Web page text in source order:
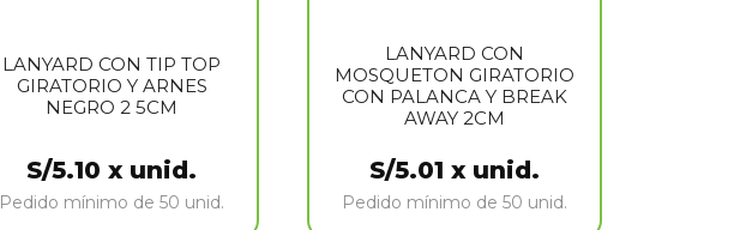
LANYARD CON TIP TOP
GIRATORIO Y ARNES
NEGRO 2 5CM
S/5.10 x unid.
Pedido mínimo de 50 unid.
LANYARD CON
MOSQUETON GIRATORIO
CON PALANCA Y BREAK
AWAY 2CM
S/5.01 x unid.
Pedido mínimo de 50 unid.